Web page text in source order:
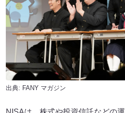
出典: FANY マガジン